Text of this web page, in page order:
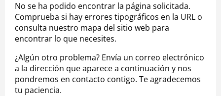
No se ha podido encontrar la página solicitada.
Comprueba si hay errores tipográficos en la URL o
consulta nuestro mapa del sitio web para
encontrar lo que necesites.
¿Algún otro problema? Envía un correo electrónico
a la dirección que aparece a continuación y nos
pondremos en contacto contigo. Te agradecemos
tu paciencia.